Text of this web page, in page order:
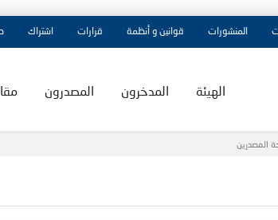
المنشورات قوانين و أنظمة قرارات اشتراك
الهيئة المدخرون المصدرون
المصدرين